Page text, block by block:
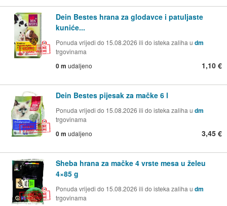
Dein Bestes hrana za glodavce i patuljaste
kuniće...
Ponuda vrijedi do 15.08.2026 ili do isteka zaliha u dm
trgovinama
0 m udaljeno 1,10 €
Dein Bestes pijesak za mačke 6 l
Ponuda vrijedi do 15.08.2026 ili do isteka zaliha u dm
trgovinama
0 m udaljeno 3,45 €
Sheba hrana za mačke 4 vrste mesa u želeu
4×85 g
Ponuda vrijedi do 15.08.2026 ili do isteka zaliha u dm
trgovinama